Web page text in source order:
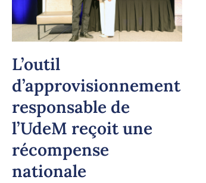
L’outil
d’approvisionnement
responsable de
l’UdeM reçoit une
récompense
nationale